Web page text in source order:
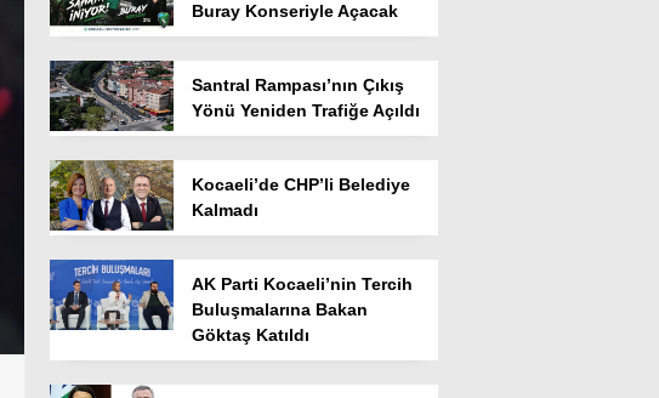
Buray Konseriyle Açacak
Santral Rampası’nın Çıkış
Yönü Yeniden Trafiğe Açıldı
Kocaeli’de CHP’li Belediye
Kalmadı
AK Parti Kocaeli’nin Tercih
Buluşmalarına Bakan
Göktaş Katıldı